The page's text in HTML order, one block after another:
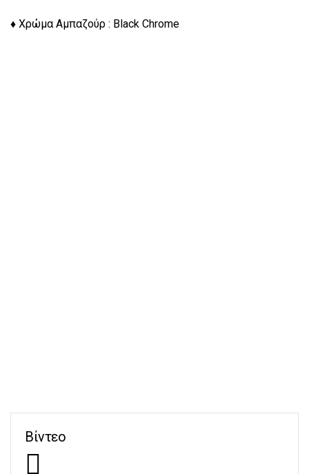
♦ Χρώμα Αμπαζούρ : Black Chrome
Βίντεο